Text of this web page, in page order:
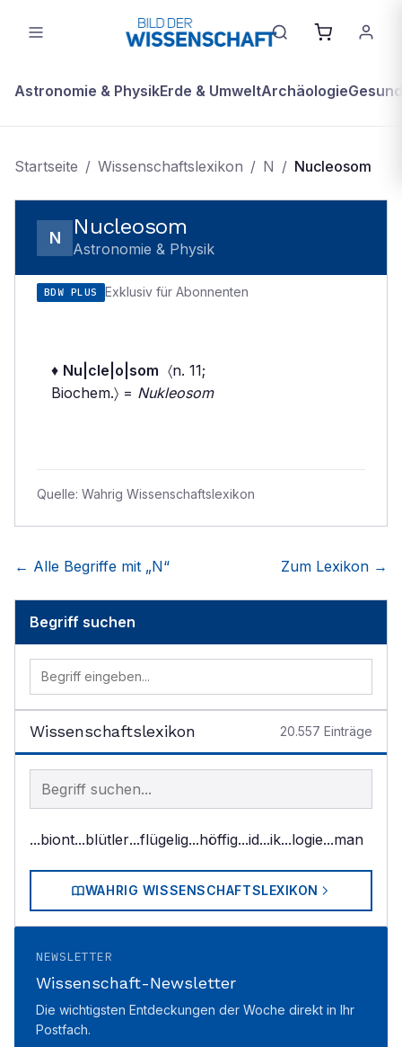
Astronomie & PhysikErde & UmweltArchäologie
Startseite / Wissenschaftslexikon / N / Nucleosom
N Nucleosom
Astronomie & Physik
BDW PLUS Exklusiv für Abonnenten
♦ Nu|cle|o|som 〈n. 11;
Biochem.〉 = Nukleosom
Quelle: Wahrig Wissenschaftslexikon
← Alle Begriffe mit „N“ Zum Lexikon →
Begriff suchen
Wissenschaftslexikon 20.557 Einträge
Begriff im Lexikon suchen
...biont...blütler...flügelig...höffig...id...ik...logie...man
WAHRIG WISSENSCHAFTSLEXIKON
NEWSLETTER
Wissenschaft-Newsletter
Die wichtigsten Entdeckungen der Woche direkt in Ihr
Postfach.